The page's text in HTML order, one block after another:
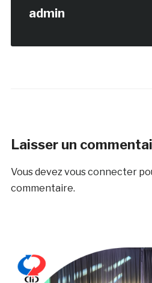
admin
Laisser un
Vous devez vous connecter
commentaire.